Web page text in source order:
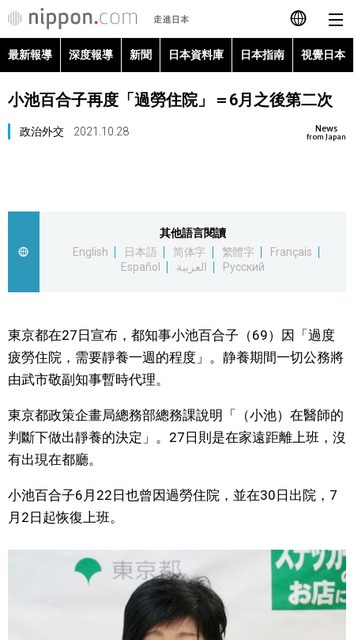
日本語
English
العربية
日本指南
視覺日本
臺灣香港
更多
人物訪談
最新報導 深度報導 新聞 日本資料庫 日本指南 視覺日本
小池百合子再度「過勞住院」＝6月之後第二次
News
from Japan
政治外交 2021.10.28
其他語言閱讀
English
日本語 简体字 繁體字
Français
Español
العربية Русский
東京都在27日宣布，都知事小池百合子（69）因「過度
疲勞住院，需要靜養一週的程度」。静養期間一切公務將
由武市敬副知事暫時代理。
東京都政策企畫局總務部總務課說明「（小池）在醫師的
判斷下做出靜養的決定」。27日則是在家遠距離上班，沒
有出現在都廳。
小池百合子6月22日也曾因過勞住院，並在30日出院，7
月2日起恢復上班。